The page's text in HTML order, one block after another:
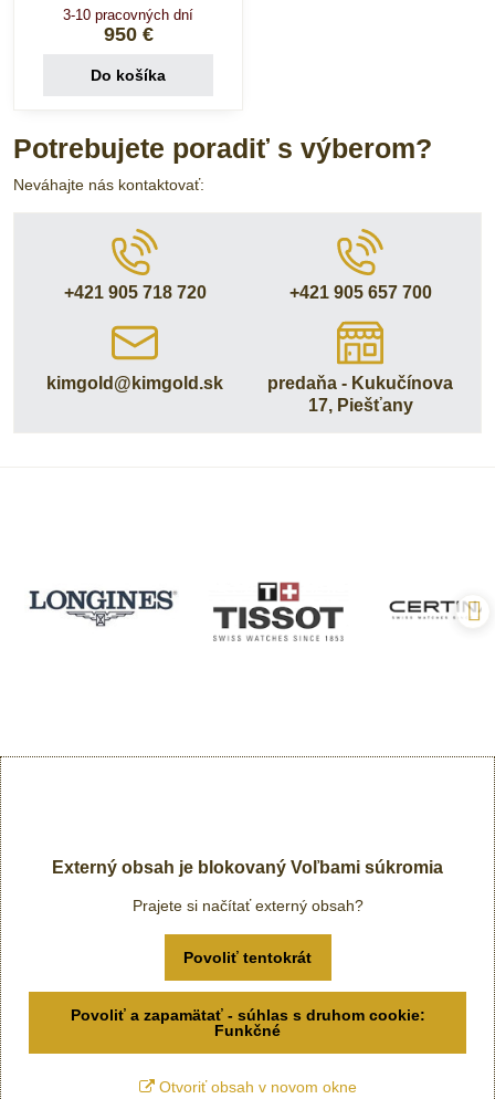
3-10 pracovných dní
950 €
Do košíka
Potrebujete poradiť s výberom?
Neváhajte nás kontaktovať:
+421 905 718 720 +421 905 657 700
kimgold​@kimgold​.sk
predaňa - Kukučínova
17, Piešťany
Externý obsah je blokovaný Voľbami súkromia
Prajete si načítať externý obsah?
Povoliť tentokrát
Povoliť a zapamätať - súhlas s druhom cookie:
Funkčné
Otvoriť obsah v novom okne